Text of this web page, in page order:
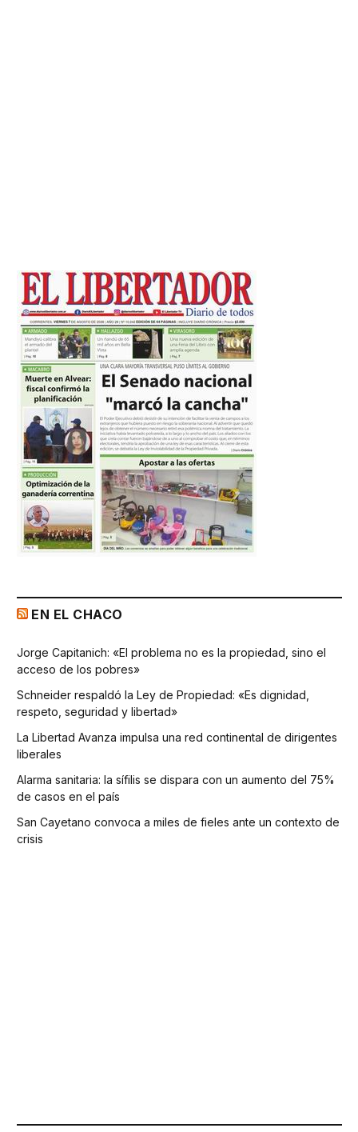
EN EL CHACO
Jorge Capitanich: «El problema no es la propiedad, sino el
acceso de los pobres»
Schneider respaldó la Ley de Propiedad: «Es dignidad,
respeto, seguridad y libertad»
La Libertad Avanza impulsa una red continental de dirigentes
liberales
Alarma sanitaria: la sífilis se dispara con un aumento del 75%
de casos en el país
San Cayetano convoca a miles de fieles ante un contexto de
crisis